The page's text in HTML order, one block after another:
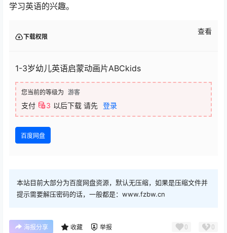
学习‮语英‬的兴趣。
下载权限
查看
1-3岁幼儿英语启蒙动画片ABCkids
您当前的等级为 游客
支付 3 以后下载 请先 登录
百度网盘
本站目前大部分为百度网盘资源，默认无压缩，如果是压缩文件并
提示需要解压密码的话，一般都是：www.fzbw.cn
海报分享 收藏 举报 0 0